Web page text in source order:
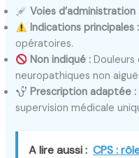
Voies d’administration
Indications principales :
opératoires.
Non indiqué : Douleurs
neuropathiques non
Prescription adaptée :
supervision médicale
A lire aussi : CPS :